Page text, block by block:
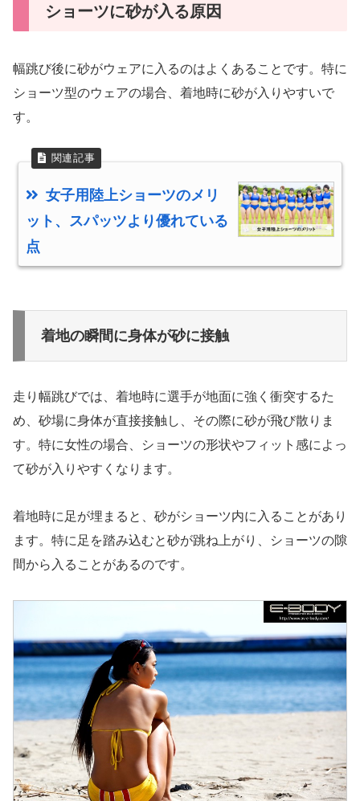
ショーツに砂が入る原因
幅跳び後に砂がウェアに入るのはよくあることです。特に
ショーツ型のウェアの場合、着地時に砂が入りやすいで
す。
女子用陸上ショーツのメリ
ット、スパッツより優れている
点
着地の瞬間に身体が砂に接触
走り幅跳びでは、着地時に選手が地面に強く衝突するた
め、砂場に身体が直接接触し、その際に砂が飛び散りま
す。特に女性の場合、ショーツの形状やフィット感によっ
て砂が入りやすくなります。
着地時に足が埋まると、砂がショーツ内に入ることがあり
ます。特に足を踏み込むと砂が跳ね上がり、ショーツの隙
間から入ることがあるのです。